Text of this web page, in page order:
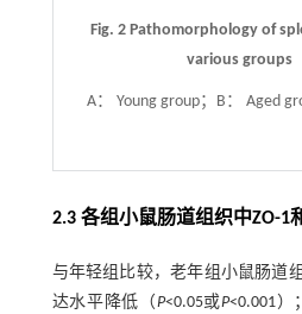
Fig. 2 Pathomorphology of
various groups
A： Young group；B： Aged
2.3 各组小鼠肠道组织中ZO-1
与年轻组比较，老年组小鼠肠道
达水平降低（ P<0.05或P<0.001）